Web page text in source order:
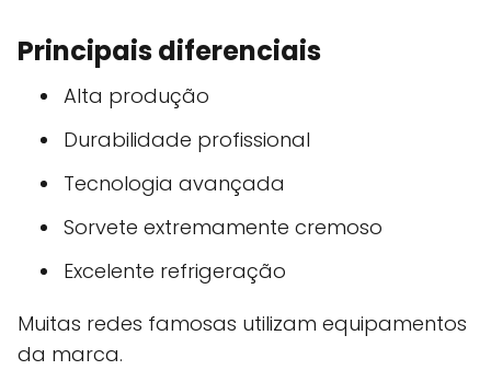
Principais diferenciais
Alta produção
Durabilidade profissional
Tecnologia avançada
Sorvete extremamente cremoso
Excelente refrigeração
Muitas redes famosas utilizam equipamentos
da marca.